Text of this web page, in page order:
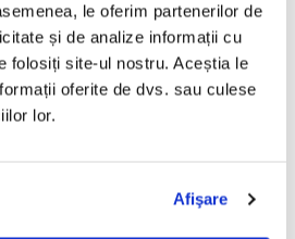
le oferim partenerilor de
și de analize informații cu
folosiți site-ul nostru. Aceștia le
oferite de dvs. sau culese
lor.
Afişare
De
Taraful de la Vărbilău –
Povestea de la Vărbilău – -
Electrecord, (Disc Vinil)
189,00 Lei
50,00 Lei